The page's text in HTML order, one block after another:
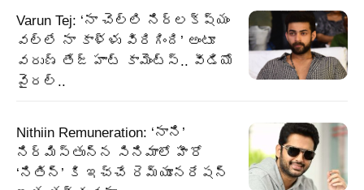
Varun Tej: ‘నా చెల్లి నిర్లక్ష్యం
వల్లే నా కాళ్ళు విరిగింది’ అంటూ
వరుణ్ తేజ్ హాట్ కామెంట్స్.. వీడియో
వైరల్..
Nithiin Remuneration: ‘నాని’
నిర్మిస్తున్న సినిమాలో హీరో
‘నితిన్’ కి ఇచ్చే రెమ్యూనరేషన్